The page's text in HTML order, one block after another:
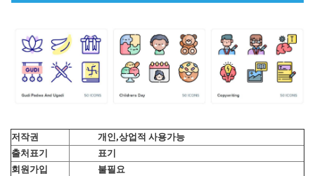
저작권
개인,상업적 사용가능
출처표기
표기
회원가입
불필요